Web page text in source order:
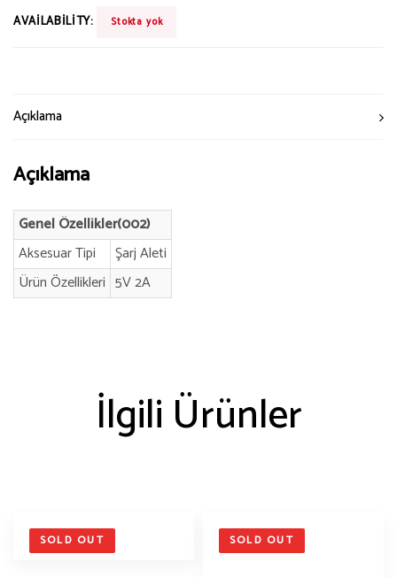
AVAILABILITY: Stokta yok
Açıklama
Açıklama
Genel Özellikler(002)
Aksesuar Tipi
Şarj Aleti
Ürün Özellikleri 5V 2A
İlgili Ürünler
SOLD OUT SOLD OUT